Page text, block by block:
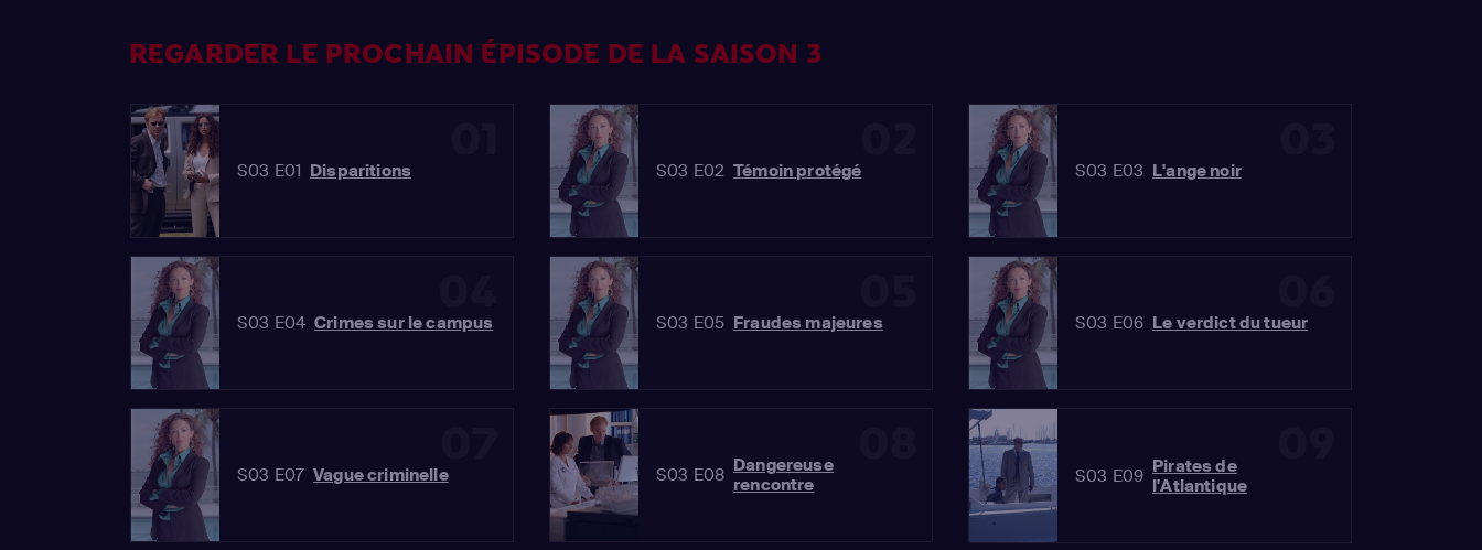
REGARDER LE PROCHAIN ÉPISODE DE LA SAISON 3
S03 E01 Disparitions S03 E02 Témoin protégé S03 E03 L'ange noir
S03 E04 Crimes sur le campus S03 E05 Fraudes majeures S03 E06 Le verdict du tueur
S03 E07 Vague criminelle S03 E08 Dangereuse
rencontre
S03 E09 Pirates de
l'Atlantique